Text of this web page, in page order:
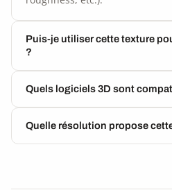
Puis-je utiliser cette texture
?
Quels logiciels 3D sont
Quelle résolution propose